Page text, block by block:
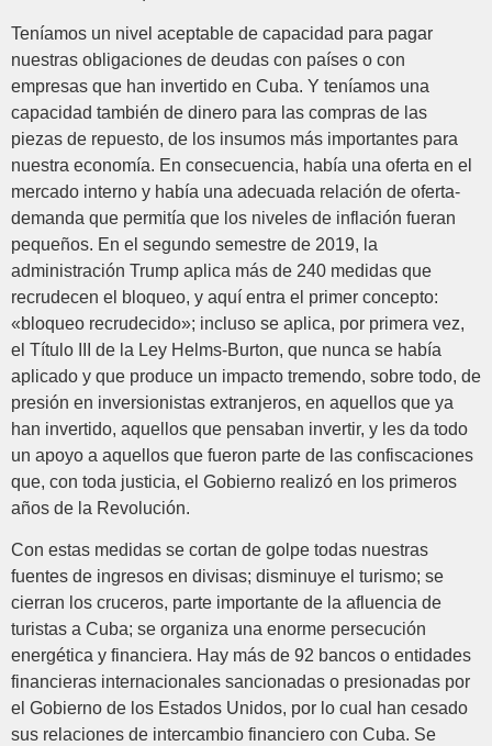
Teníamos un nivel aceptable de capacidad para pagar
nuestras obligaciones de deudas con países o con
empresas que han invertido en Cuba. Y teníamos una
capacidad también de dinero para las compras de las
piezas de repuesto, de los insumos más importantes para
nuestra economía. En consecuencia, había una oferta en el
mercado interno y había una adecuada relación de oferta-
demanda que permitía que los niveles de inflación fueran
pequeños. En el segundo semestre de 2019, la
administración Trump aplica más de 240 medidas que
recrudecen el bloqueo, y aquí entra el primer concepto:
«bloqueo recrudecido»; incluso se aplica, por primera vez,
el Título III de la Ley Helms-Burton, que nunca se había
aplicado y que produce un impacto tremendo, sobre todo, de
presión en inversionistas extranjeros, en aquellos que ya
han invertido, aquellos que pensaban invertir, y les da todo
un apoyo a aquellos que fueron parte de las confiscaciones
que, con toda justicia, el Gobierno realizó en los primeros
años de la Revolución.
Con estas medidas se cortan de golpe todas nuestras
fuentes de ingresos en divisas; disminuye el turismo; se
cierran los cruceros, parte importante de la afluencia de
turistas a Cuba; se organiza una enorme persecución
energética y financiera. Hay más de 92 bancos o entidades
financieras internacionales sancionadas o presionadas por
el Gobierno de los Estados Unidos, por lo cual han cesado
sus relaciones de intercambio financiero con Cuba. Se